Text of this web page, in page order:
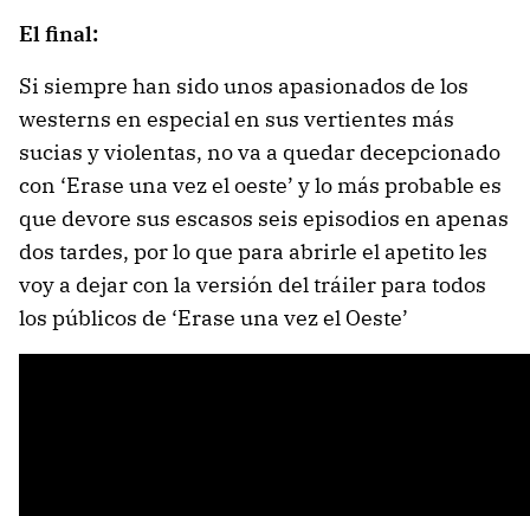
El final:
Si siempre han sido unos apasionados de los
westerns en especial en sus vertientes más
sucias y violentas, no va a quedar decepcionado
con ‘Erase una vez el oeste’ y lo más probable es
que devore sus escasos seis episodios en apenas
dos tardes, por lo que para abrirle el apetito les
voy a dejar con la versión del tráiler para todos
los públicos de ‘Erase una vez el Oeste’